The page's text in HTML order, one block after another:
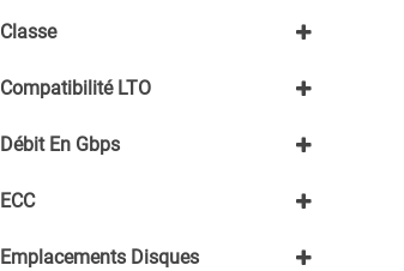
Classe
NAS
Compatibilité LTO
LTO4
Débit En Gbps
10Gbps
ECC
Emplacements Disques